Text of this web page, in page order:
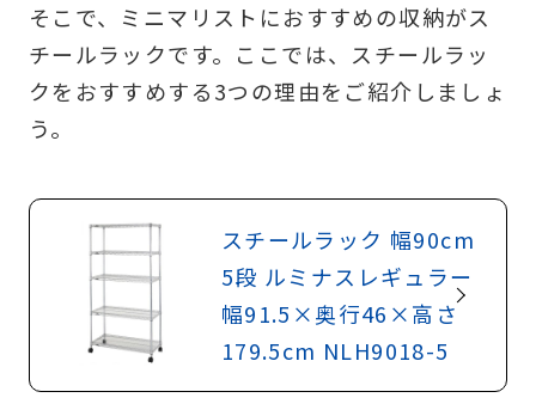
そこで、ミニマリストにおすすめの収納がス
チールラックです。ここでは、スチールラッ
クをおすすめする3つの理由をご紹介しましょ
う。
スチールラック 幅90cm
5段 ルミナスレギュラー
幅91.5×奥行46×高さ
179.5cm NLH9018-5